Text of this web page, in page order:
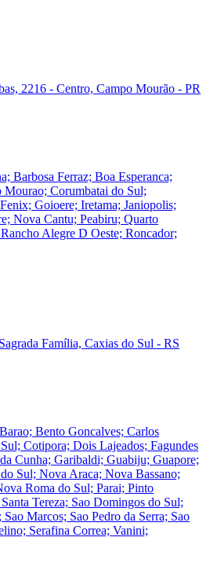
2216 - Centro, Campo Mourão - PR
Barbosa Ferraz; Boa Esperanca;
Mourao; Corumbatai do Sul;
Goioere; Iretama; Janiopolis;
Nova Cantu; Peabiru; Quarto
Alegre D Oeste; Roncador;
Família, Caxias do Sul - RS
Bento Goncalves; Carlos
Cotipora; Dois Lajeados; Fagundes
Cunha; Garibaldi; Guabiju; Guapore;
Sul; Nova Araca; Nova Bassano;
Roma do Sul; Parai; Pinto
Tereza; Sao Domingos do Sul;
Sao Marcos; Sao Pedro da Serra; Sao
Serafina Correa; Vanini;